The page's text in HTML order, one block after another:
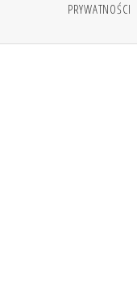
PRYWATNOŚCI